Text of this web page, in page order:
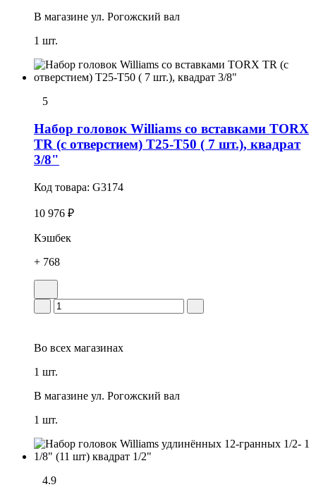
В магазине ул. Рогожский вал
1 шт.
5
Набор головок Williams со вставками TORX
TR (с отверстием) T25-T50 ( 7 шт.), квадрат
3/8"
Код товара: G3174
10 976 ₽
Кэшбек
+ 768
Во всех магазинах
1 шт.
В магазине ул. Рогожский вал
1 шт.
4.9